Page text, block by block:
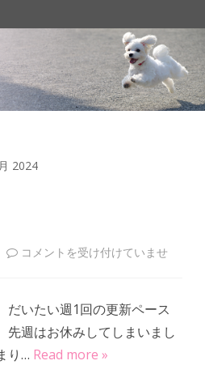
2024
病
は
コメントを受け付けていませ
だいたい週1回の更新ペース
先週はお休みしてしまいまし
り… Read more »